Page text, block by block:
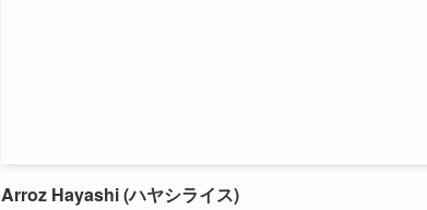
Arroz Hayashi (ハヤシライス)